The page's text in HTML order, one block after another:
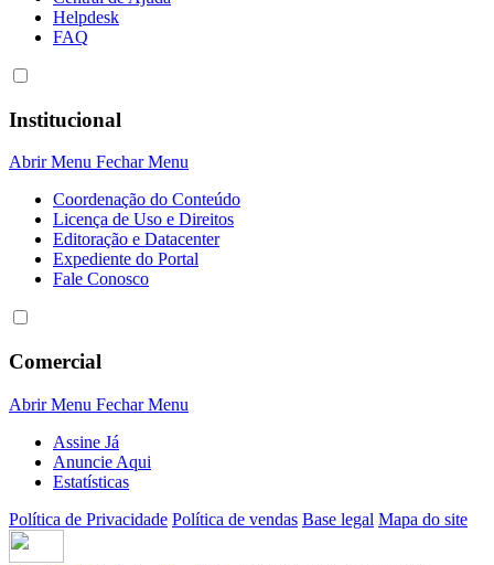
Helpdesk
FAQ
Institucional
Abrir Menu Fechar Menu
Coordenação do Conteúdo
Licença de Uso e Direitos
Editoração e Datacenter
Expediente do Portal
Fale Conosco
Comercial
Abrir Menu Fechar Menu
Assine Já
Anuncie Aqui
Estatísticas
Política de Privacidade Política de vendas Base legal Mapa do site